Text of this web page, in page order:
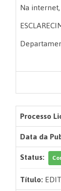
Na
Processo
Data da
Status:
Título: